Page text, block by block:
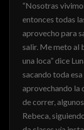
“Nosotras
entonces todas
aprovecho para
salir. Me meto al
una loca” dice
sacando toda
aprovechando la
de correr,
Rebeca,